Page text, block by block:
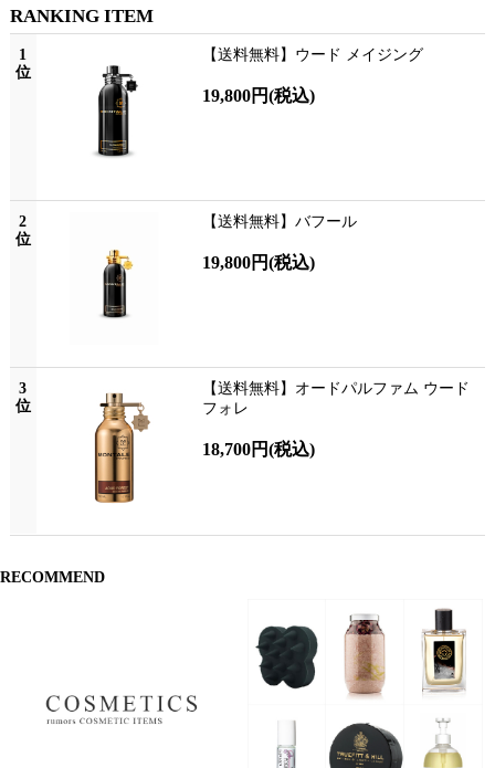
RANKING ITEM
1
位
【送料無料】ウード メイジング
19,800円(税込)
2
位
【送料無料】バフール
19,800円(税込)
3
位
【送料無料】オードパルファム ウード
フォレ
18,700円(税込)
RECOMMEND